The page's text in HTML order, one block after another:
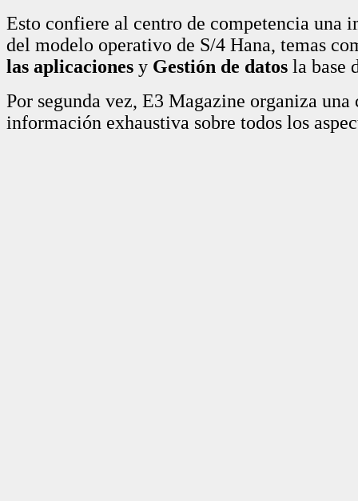
Esto confiere al centro de competencia una
del modelo operativo de S/4 Hana, temas
las aplicaciones y Gestión de datos la base
Por segunda vez, E3 Magazine organiza
información exhaustiva sobre todos los